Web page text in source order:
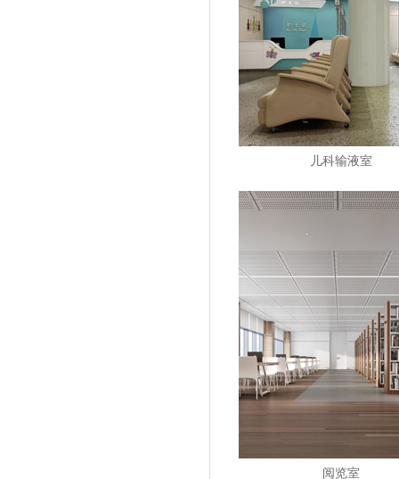
儿科输液室
阅览室